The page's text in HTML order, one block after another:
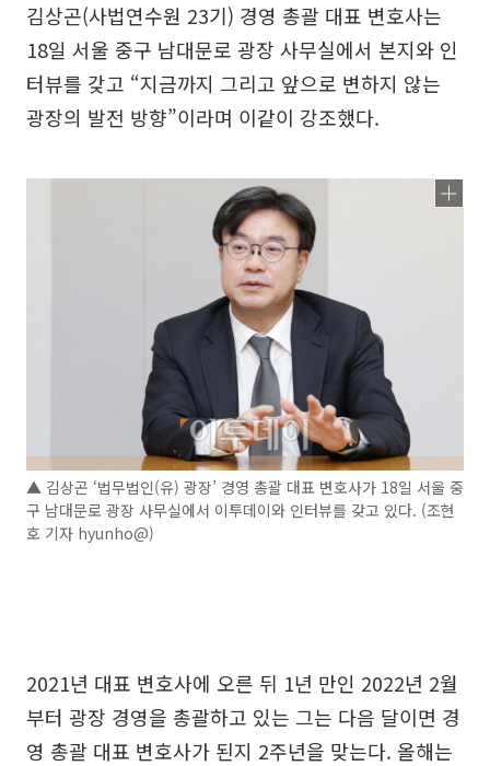
김상곤(사법연수원 23기) 경영 총괄 대표 변호사는
18일 서울 중구 남대문로 광장 사무실에서 본지와 인
터뷰를 갖고 “지금까지 그리고 앞으로 변하지 않는
광장의 발전 방향”이라며 이같이 강조했다.
▲ 김상곤 ‘법무법인(유) 광장’ 경영 총괄 대표 변호사가 18일 서울 중
구 남대문로 광장 사무실에서 이투데이와 인터뷰를 갖고 있다. (조현
호 기자 hyunho@)
2021년 대표 변호사에 오른 뒤 1년 만인 2022년 2월
부터 광장 경영을 총괄하고 있는 그는 다음 달이면 경
영 총괄 대표 변호사가 된지 2주년을 맞는다. 올해는